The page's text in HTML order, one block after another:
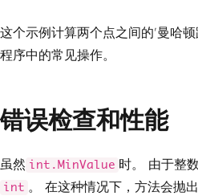
这个示例计算两个点之间的'曼哈
程序中的常见操作。
错误检查和性能
虽然 int.MinValue 时。 由于整
int 。 在这种情况下，方法会抛出